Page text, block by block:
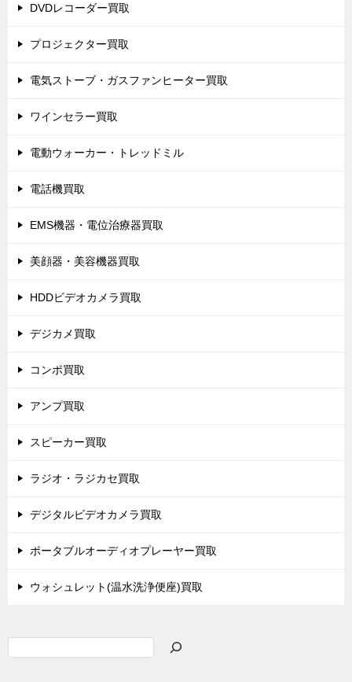
DVDレコーダー買取
プロジェクター買取
電気ストーブ・ガスファンヒーター買取
ワインセラー買取
電動ウォーカー・トレッドミル
電話機買取
EMS機器・電位治療器買取
美顔器・美容機器買取
HDDビデオカメラ買取
デジカメ買取
コンポ買取
アンプ買取
スピーカー買取
ラジオ・ラジカセ買取
デジタルビデオカメラ買取
ポータブルオーディオプレーヤー買取
ウォシュレット(温水洗浄便座)買取